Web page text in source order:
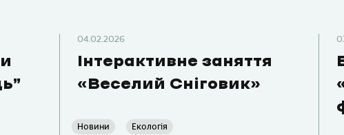
04.02.2026
Інтерактивне заняття
«Веселий Сніговик»
Новини Екологія